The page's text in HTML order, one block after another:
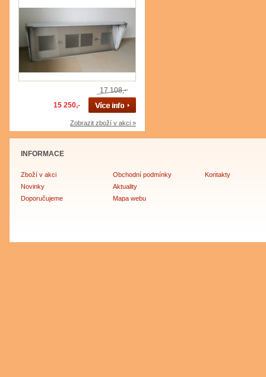
17 108,-
15 250,-
Zobrazit zboží v akci »
INFORMACE
Zboží v akci
Novinky
Doporučujeme
Obchodní podmínky
Aktuality
Mapa webu
Kontakty